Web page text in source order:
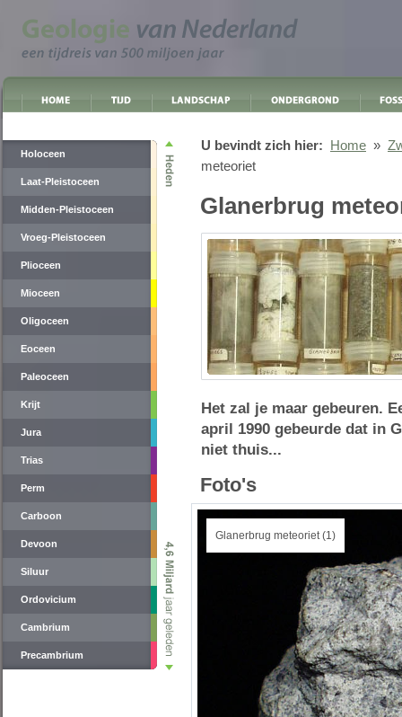
Holoceen
Laat-Pleistoceen
Midden-Pleistoceen
Vroeg-Pleistoceen
Plioceen
Mioceen
Oligoceen
Eoceen
Paleoceen
Krijt
Jura
Trias
Perm
Carboon
Devoon
Siluur
Ordovicium
Cambrium
Precambrium
U bevindt zich hier: Home »
meteoriet
Glanerbrug
Het zal je maar gebeuren.
april 1990 gebeurde dat in
niet thuis...
Foto's
Glanerbrug meteoriet (1)